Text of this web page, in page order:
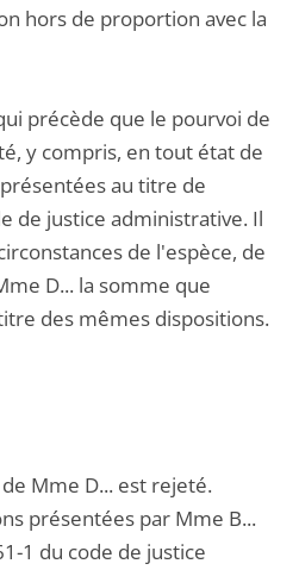
hors de proportion avec la
précède que le pourvoi de
y compris, en tout état de
au titre de
de justice administrative. Il
de l'espèce, de
D... la somme que
des mêmes dispositions.
Mme D... est rejeté.
présentées par Mme B...
1 du code de justice